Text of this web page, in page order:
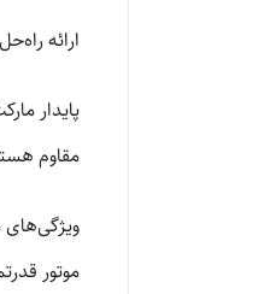
ارائه راه‌حل
پایدار
مقاوم
ویژگی‌های
موتور